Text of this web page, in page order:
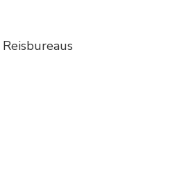
Reisbureaus